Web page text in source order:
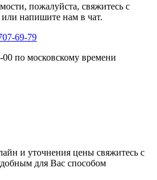
пожалуйста, свяжитесь с
напишите нам в чат.
69-79
по московскому времени
и уточнения цены свяжитесь с
для Вас способом